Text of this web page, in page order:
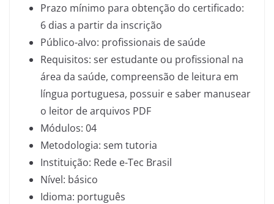
Prazo mínimo para obtenção do certificado:
6 dias a partir da inscrição
Público-alvo: profissionais de saúde
Requisitos: ser estudante ou profissional na
área da saúde, compreensão de leitura em
língua portuguesa, possuir e saber manusear
o leitor de arquivos PDF
Módulos: 04
Metodologia: sem tutoria
Instituição: Rede e-Tec Brasil
Nível: básico
Idioma: português